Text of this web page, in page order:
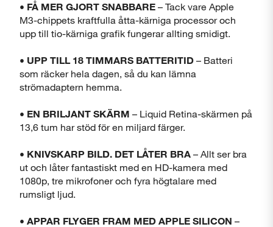
• FÅ MER GJORT SNABBARE – Tack vare Apple
M3-chippets kraftfulla åtta-kärniga processor och
upp till tio-kärniga grafik fungerar allting smidigt.
• UPP TILL 18 TIMMARS BATTERITID – Batteri
som räcker hela dagen, så du kan lämna
strömadaptern hemma.
• EN BRILJANT SKÄRM – Liquid Retina-skärmen på
13,6 tum har stöd för en miljard färger.
• KNIVSKARP BILD. DET LÅTER BRA – Allt ser bra
ut och låter fantastiskt med en HD-kamera med
1080p, tre mikrofoner och fyra högtalare med
rumsligt ljud.
• APPAR FLYGER FRAM MED APPLE SILICON –